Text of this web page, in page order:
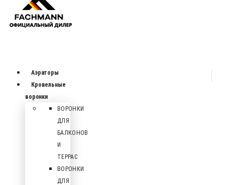
Аэраторы
Кровельные
воронки
ВОРОНКИ
ДЛЯ
БАЛКОНОВ
И
ТЕРРАС
ВОРОНКИ
ДЛЯ